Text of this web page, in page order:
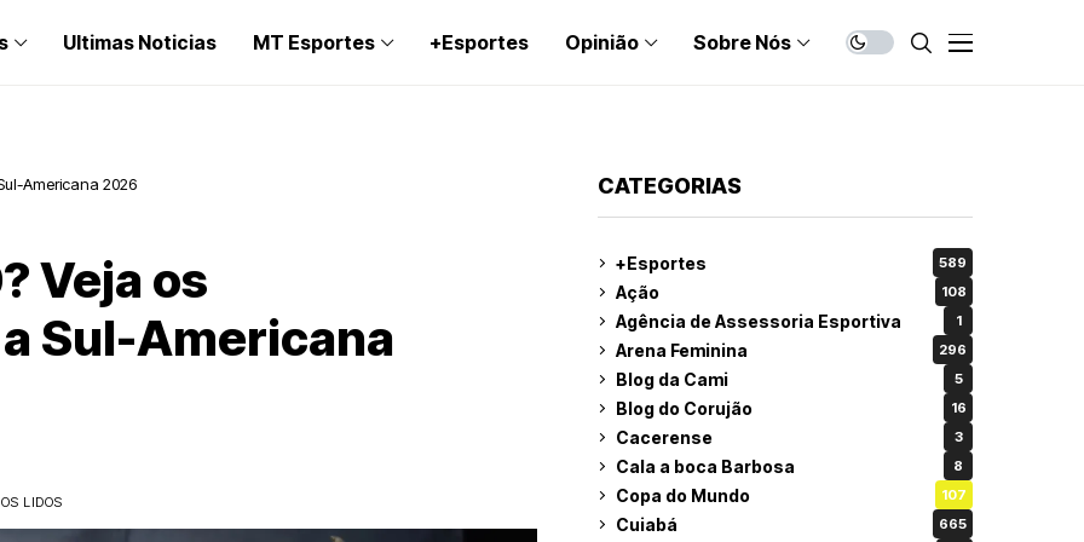
Ultimas Noticias MT Esportes +Esportes Opinião Sobre Nós
Americana 2026
Veja os
Sul-Americana
LIDOS
CATEGORIAS
+Esportes 589
Ação 108
Agência de Assessoria Esportiva 1
Arena Feminina 296
Blog da Cami 5
Blog do Corujão 16
Cacerense 3
Cala a boca Barbosa 8
Copa do Mundo 107
Cuiabá 665